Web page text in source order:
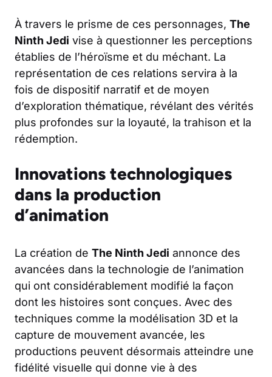
À travers le prisme de ces personnages, The
Ninth Jedi vise à questionner les perceptions
établies de l’héroïsme et du méchant. La
représentation de ces relations servira à la
fois de dispositif narratif et de moyen
d’exploration thématique, révélant des vérités
plus profondes sur la loyauté, la trahison et la
rédemption.
Innovations technologiques
dans la production
d’animation
La création de The Ninth Jedi annonce des
avancées dans la technologie de l’animation
qui ont considérablement modifié la façon
dont les histoires sont conçues. Avec des
techniques comme la modélisation 3D et la
capture de mouvement avancée, les
productions peuvent désormais atteindre une
fidélité visuelle qui donne vie à des